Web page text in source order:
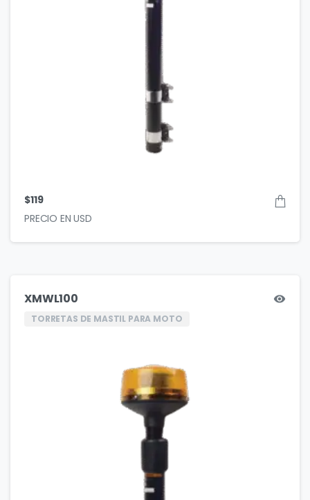
$119
XMWL100
TORRETAS DE MASTIL PARA MOTO